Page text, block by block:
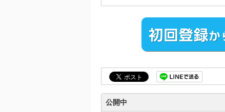
情
と
を
さ
来
公開中